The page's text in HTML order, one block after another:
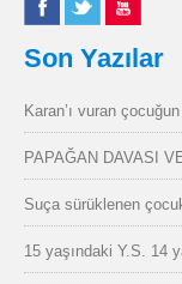
Son Yazılar
Karan’ı vuran
PAPAĞAN DAVASI
Suça sürüklenen
15 yaşındaki Y.S. 14